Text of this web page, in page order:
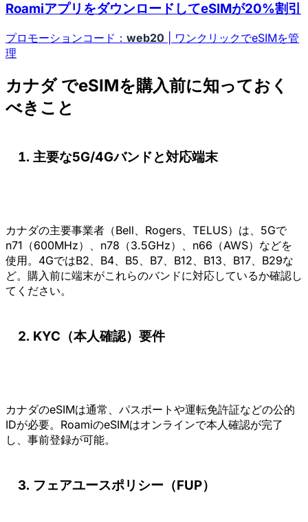
RoamiアプリをダウンロードしてeSIMが20%割引
プロモーションコード： web20 | ワンクリックでeSIMを管
理
カナダ でeSIMを購入前に知っておく
べきこと
主要な5G/4Gバンドと対応端末
カナダの主要事業者（Bell、Rogers、TELUS）は、5Gで
n71（600MHz）、n78（3.5GHz）、n66（AWS）などを
使用。4GではB2、B4、B5、B7、B12、B13、B17、B29な
ど。購入前に端末がこれらのバンドに対応しているか確認し
てください。
KYC（本人確認）要件
カナダのeSIMは通常、パスポートや運転免許証などの公的
IDが必要。RoamiのeSIMはオンラインで本人確認が完了
し、事前登録が可能。
フェアユースポリシー（FUP）